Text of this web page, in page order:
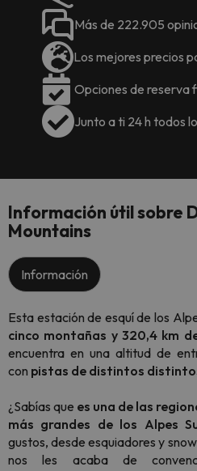
Más de 222.905
Los mejores precios
Opciones de reserva
Junto a ti 24 h todos
Información útil sobre
Mountains
Información
Esta estación de esquí de los
cinco montañas y 320,4 km
encuentra en una altitud de
con pistas de distintos
¿Sabías que es una de las
más grandes de los Alpes
gustos, desde esquiadores y
nos les acaba de